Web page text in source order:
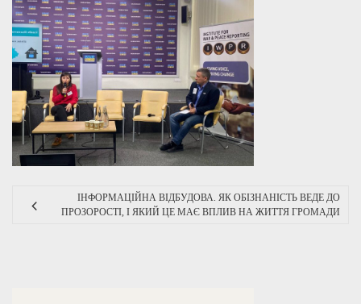
ІНФОРМАЦІЙНА ВІДБУДОВА. ЯК ОБІЗНАНІСТЬ ВЕДЕ ДО
ПРОЗОРОСТІ, І ЯКИЙ ЦЕ МАЄ ВПЛИВ НА ЖИТТЯ ГРОМАДИ